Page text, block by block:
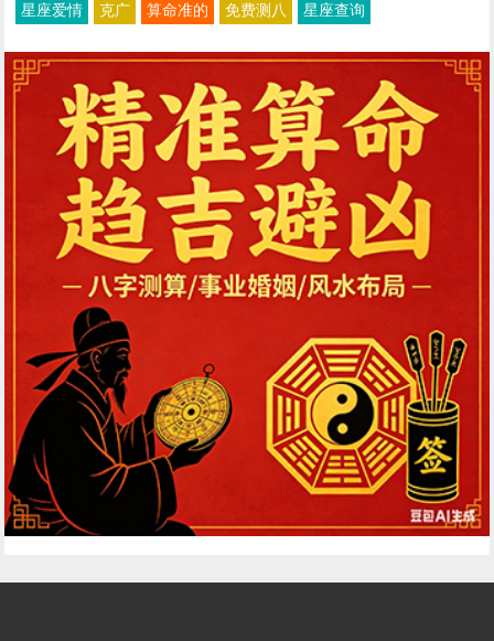
星座爱情
克广 算命准的 免费测八 星座查询